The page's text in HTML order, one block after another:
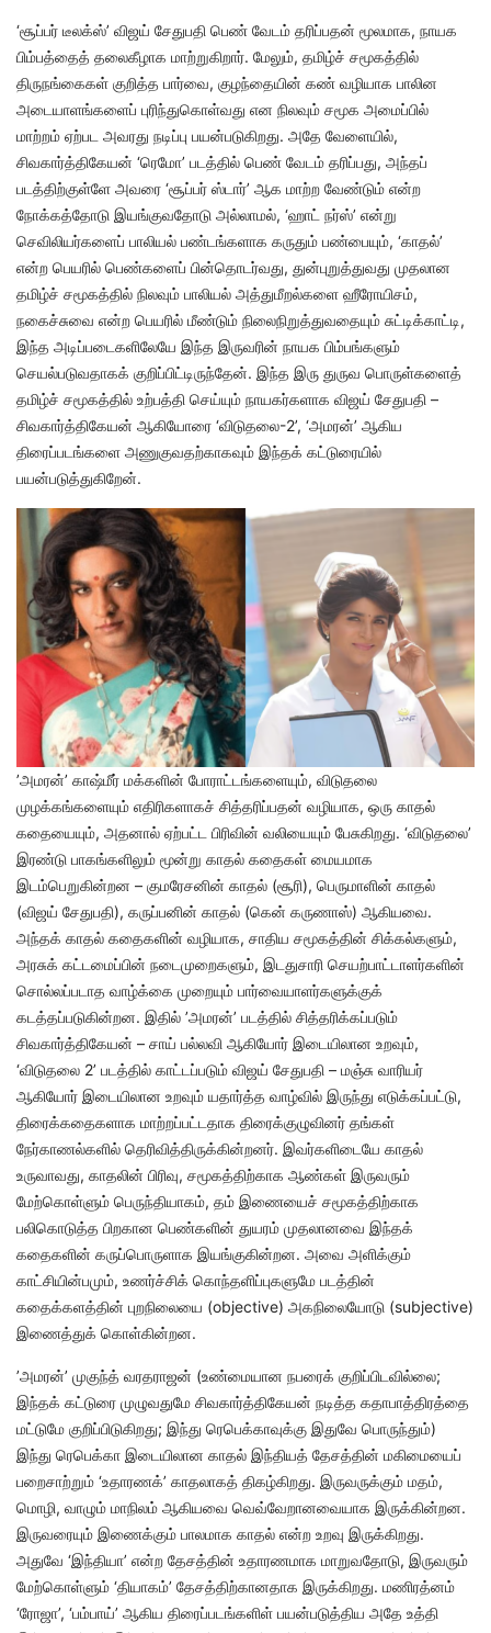
‘சூப்பர் டீலக்ஸ்’ விஜய் சேதுபதி பெண் வேடம் தரிப்பதன் மூலமாக, நாயக
பிம்பத்தைத் தலைகீழாக மாற்றுகிறார். மேலும், தமிழ்ச் சமூகத்தில்
திருநங்கைகள் குறித்த பார்வை, குழந்தையின் கண் வழியாக பாலின
அடையாளங்களைப் புரிந்துகொள்வது என நிலவும் சமூக அமைப்பில்
மாற்றம் ஏற்பட அவரது நடிப்பு பயன்படுகிறது. அதே வேளையில்,
சிவகார்த்திகேயன் ‘ரெமோ’ படத்தில் பெண் வேடம் தரிப்பது, அந்தப்
படத்திற்குள்ளே அவரை ‘சூப்பர் ஸ்டார்’ ஆக மாற்ற வேண்டும் என்ற
நோக்கத்தோடு இயங்குவதோடு அல்லாமல், ‘ஹாட் நர்ஸ்’ என்று
செவிலியர்களைப் பாலியல் பண்டங்களாக கருதும் பண்பையும், ‘காதல்’
என்ற பெயரில் பெண்களைப் பின்தொடர்வது, துன்புறுத்துவது முதலான
தமிழ்ச் சமூகத்தில் நிலவும் பாலியல் அத்துமீறல்களை ஹீரோயிசம்,
நகைச்சுவை என்ற பெயரில் மீண்டும் நிலைநிறுத்துவதையும் சுட்டிக்காட்டி,
இந்த அடிப்படைகளிலேயே இந்த இருவரின் நாயக பிம்பங்களும்
செயல்படுவதாகக் குறிப்பிட்டிருந்தேன். இந்த இரு துருவ பொருள்களைத்
தமிழ்ச் சமூகத்தில் உற்பத்தி செய்யும் நாயகர்களாக விஜய் சேதுபதி –
சிவகார்த்திகேயன் ஆகியோரை ‘விடுதலை-2’, ‘அமரன்’ ஆகிய
திரைப்படங்களை அணுகுவதற்காகவும் இந்தக் கட்டுரையில்
பயன்படுத்துகிறேன்.
’அமரன்’ காஷ்மீர் மக்களின் போராட்டங்களையும், விடுதலை
முழக்கங்களையும் எதிரிகளாகச் சித்தரிப்பதன் வழியாக, ஒரு காதல்
கதையையும், அதனால் ஏற்பட்ட பிரிவின் வலியையும் பேசுகிறது. ‘விடுதலை’
இரண்டு பாகங்களிலும் மூன்று காதல் கதைகள் மையமாக
இடம்பெறுகின்றன – குமரேசனின் காதல் (சூரி), பெருமாளின் காதல்
(விஜய் சேதுபதி), கருப்பனின் காதல் (கென் கருணாஸ்) ஆகியவை.
அந்தக் காதல் கதைகளின் வழியாக, சாதிய சமூகத்தின் சிக்கல்களும்,
அரசுக் கட்டமைப்பின் நடைமுறைகளும், இடதுசாரி செயற்பாட்டாளர்களின்
சொல்லப்படாத வாழ்க்கை முறையும் பார்வையாளர்களுக்குக்
கடத்தப்படுகின்றன. இதில் ’அமரன்’ படத்தில் சித்தரிக்கப்படும்
சிவகார்த்திகேயன் – சாய் பல்லவி ஆகியோர் இடையிலான உறவும்,
‘விடுதலை 2’ படத்தில் காட்டப்படும் விஜய் சேதுபதி – மஞ்சு வாரியர்
ஆகியோர் இடையிலான உறவும் யதார்த்த வாழ்வில் இருந்து எடுக்கப்பட்டு,
திரைக்கதைகளாக மாற்றப்பட்டதாக திரைக்குழுவினர் தங்கள்
நேர்காணல்களில் தெரிவித்திருக்கின்றனர். இவர்களிடையே காதல்
உருவாவது, காதலின் பிரிவு, சமூகத்திற்காக ஆண்கள் இருவரும்
மேற்கொள்ளும் பெருந்தியாகம், தம் இணையைச் சமூகத்திற்காக
பலிகொடுத்த பிறகான பெண்களின் துயரம் முதலானவை இந்தக்
கதைகளின் கருப்பொருளாக இயங்குகின்றன. அவை அளிக்கும்
காட்சியின்பமும், உணர்ச்சிக் கொந்தளிப்புகளுமே படத்தின்
கதைக்களத்தின் புறநிலையை (objective) அகநிலையோடு (subjective)
இணைத்துக் கொள்கின்றன.
’அமரன்’ முகுந்த் வரதராஜன் (உண்மையான நபரைக் குறிப்பிடவில்லை;
இந்தக் கட்டுரை முழுவதுமே சிவகார்த்திகேயன் நடித்த கதாபாத்திரத்தை
மட்டுமே குறிப்பிடுகிறது; இந்து ரெபெக்காவுக்கு இதுவே பொருந்தும்)
இந்து ரெபெக்கா இடையிலான காதல் இந்தியத் தேசத்தின் மகிமையைப்
பறைசாற்றும் ‘உதாரணக்’ காதலாகத் திகழ்கிறது. இருவருக்கும் மதம்,
மொழி, வாழும் மாநிலம் ஆகியவை வெவ்வேறானவையாக இருக்கின்றன.
இருவரையும் இணைக்கும் பாலமாக காதல் என்ற உறவு இருக்கிறது.
அதுவே ‘இந்தியா’ என்ற தேசத்தின் உதாரணமாக மாறுவதோடு, இருவரும்
மேற்கொள்ளும் ‘தியாகம்’ தேசத்திற்கானதாக இருக்கிறது. மணிரத்னம்
‘ரோஜா’, ‘பம்பாய்’ ஆகிய திரைப்படங்களிள் பயன்படுத்திய அதே உத்தி